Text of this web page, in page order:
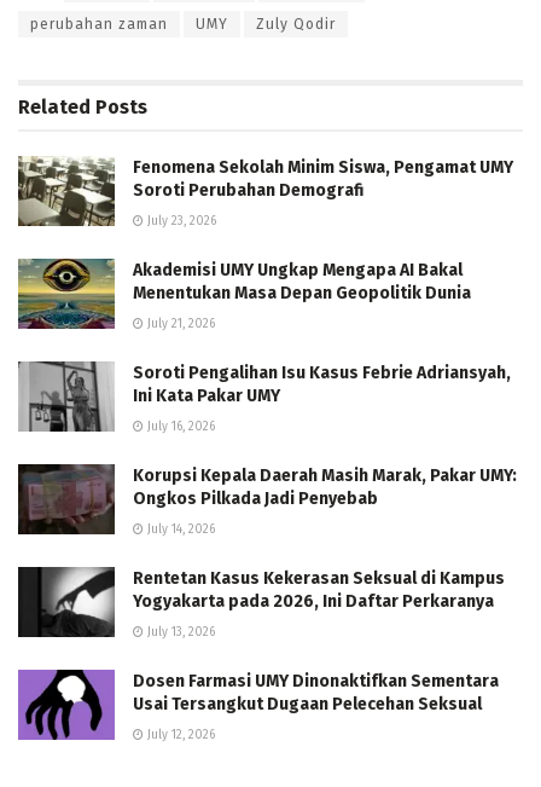
perubahan zaman UMY Zuly Qodir
Related Posts
Fenomena Sekolah Minim Siswa, Pengamat UMY
Soroti Perubahan Demografi
July 23, 2026
Akademisi UMY Ungkap Mengapa AI Bakal
Menentukan Masa Depan Geopolitik Dunia
July 21, 2026
Soroti Pengalihan Isu Kasus Febrie Adriansyah,
Ini Kata Pakar UMY
July 16, 2026
Korupsi Kepala Daerah Masih Marak, Pakar UMY:
Ongkos Pilkada Jadi Penyebab
July 14, 2026
Rentetan Kasus Kekerasan Seksual di Kampus
Yogyakarta pada 2026, Ini Daftar Perkaranya
July 13, 2026
Dosen Farmasi UMY Dinonaktifkan Sementara
Usai Tersangkut Dugaan Pelecehan Seksual
July 12, 2026